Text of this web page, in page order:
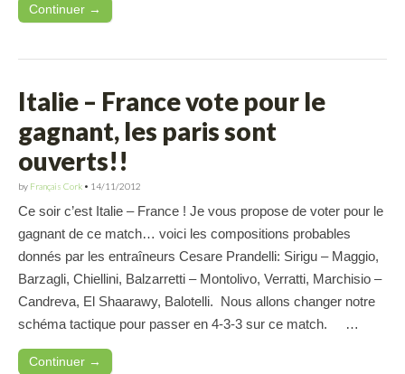
Continuer →
Italie – France vote pour le
gagnant, les paris sont
ouverts!!
by Français Cork • 14/11/2012
Ce soir c’est Italie – France ! Je vous propose de voter pour le
gagnant de ce match… voici les compositions probables
donnés par les entraîneurs Cesare Prandelli: Sirigu – Maggio,
Barzagli, Chiellini, Balzarretti – Montolivo, Verratti, Marchisio –
Candreva, El Shaarawy, Balotelli. Nous allons changer notre
schéma tactique pour passer en 4-3-3 sur ce match. …
Continuer →